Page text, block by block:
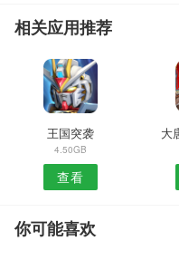
相关应用推荐
王国突袭
4.50GB
查看
大
你可能喜欢